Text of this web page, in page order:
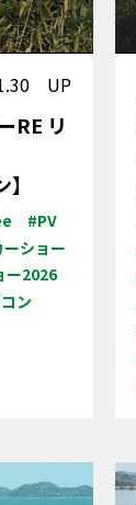
UP
RE リ
#PV
ショー
ー2026
ン